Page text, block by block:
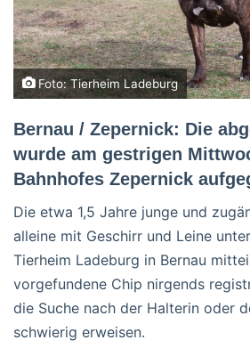
Foto: Tierheim Ladeburg
Bernau / Zepernick: Die
wurde am gestrigen
Bahnhofes Zepernick
Die etwa 1,5 Jahre junge und
alleine mit Geschirr und Leine
Tierheim Ladeburg in Bernau
vorgefundene Chip nirgends
die Suche nach der Halterin oder
schwierig erweisen.